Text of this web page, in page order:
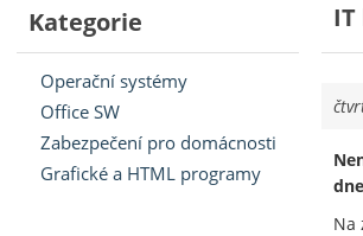
Kategorie
Operační systémy
Office SW
Zabezpečení pro domácnosti
Grafické a HTML programy
Na